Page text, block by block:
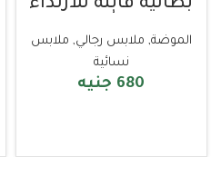
بطانية قابلة للارتداء
الموضة, ملابس رجالي, ملابس
نسائية
680 جنيه